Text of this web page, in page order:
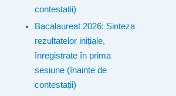
contestații)
Bacalaureat 2026: Sinteza
rezultatelor inițiale,
înregistrate în prima
sesiune (înainte de
contestații)